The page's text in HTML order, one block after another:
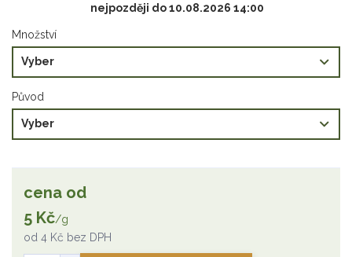
nejpozději do 10.08.2026 14:00
Množství
Původ
cena od
5 Kč/g
od 4 Kč bez DPH